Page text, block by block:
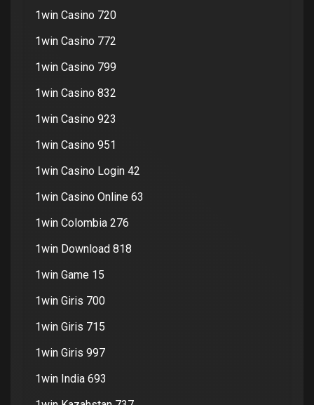
1win Casino 720
1win Casino 772
1win Casino 799
1win Casino 832
1win Casino 923
1win Casino 951
1win Casino Login 42
1win Casino Online 63
1win Colombia 276
1win Download 818
1win Game 15
1win Giris 700
1win Giris 715
1win Giris 997
1win India 693